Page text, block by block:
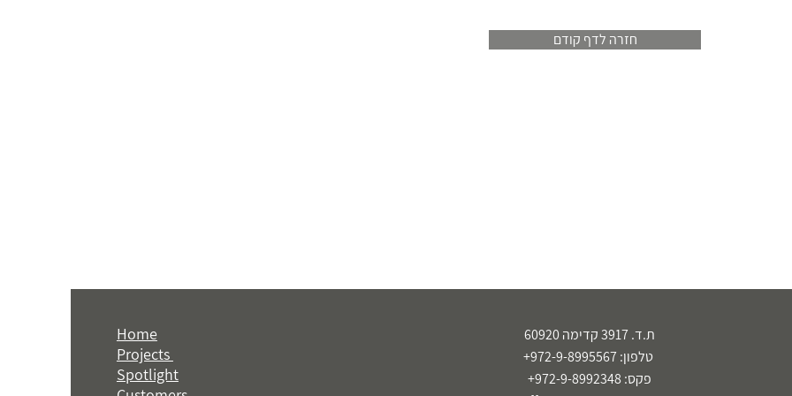
חזרה לדף קודם
Home
Projects
Spotlight
ת.ד. 3917 קדימה 60920
טלפון: 972-9-8995567+
פקס: 972-9-8992348+